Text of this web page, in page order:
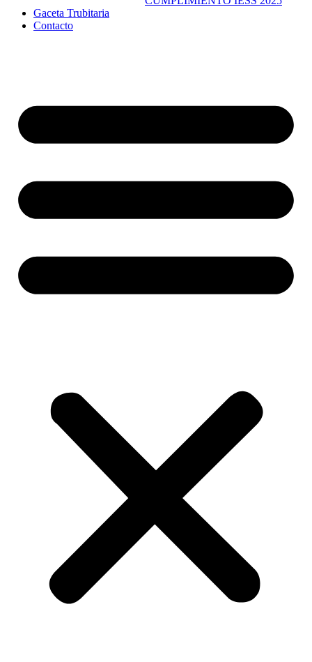
Gaceta Trubitaria
Contacto